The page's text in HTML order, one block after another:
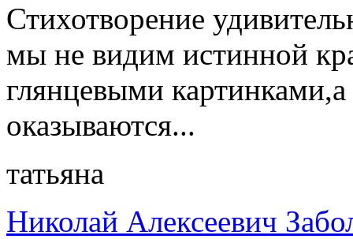
Стихотворение
мы не видим истинной
глянцевыми
оказываются...
татьяна
Николай Алексеевич